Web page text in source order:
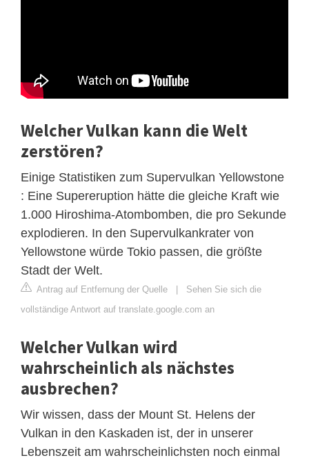
Welcher Vulkan kann die Welt
zerstören?
Einige Statistiken zum Supervulkan Yellowstone
: Eine Supereruption hätte die gleiche Kraft wie
1.000 Hiroshima-Atombomben, die pro Sekunde
explodieren. In den Supervulkankrater von
Yellowstone würde Tokio passen, die größte
Stadt der Welt.
Antrag auf Entfernung der Quelle | Sehen Sie sich die
vollständige Antwort auf translate.google.com an
Welcher Vulkan wird
wahrscheinlich als nächstes
ausbrechen?
Wir wissen, dass der Mount St. Helens der
Vulkan in den Kaskaden ist, der in unserer
Lebenszeit am wahrscheinlichsten noch einmal